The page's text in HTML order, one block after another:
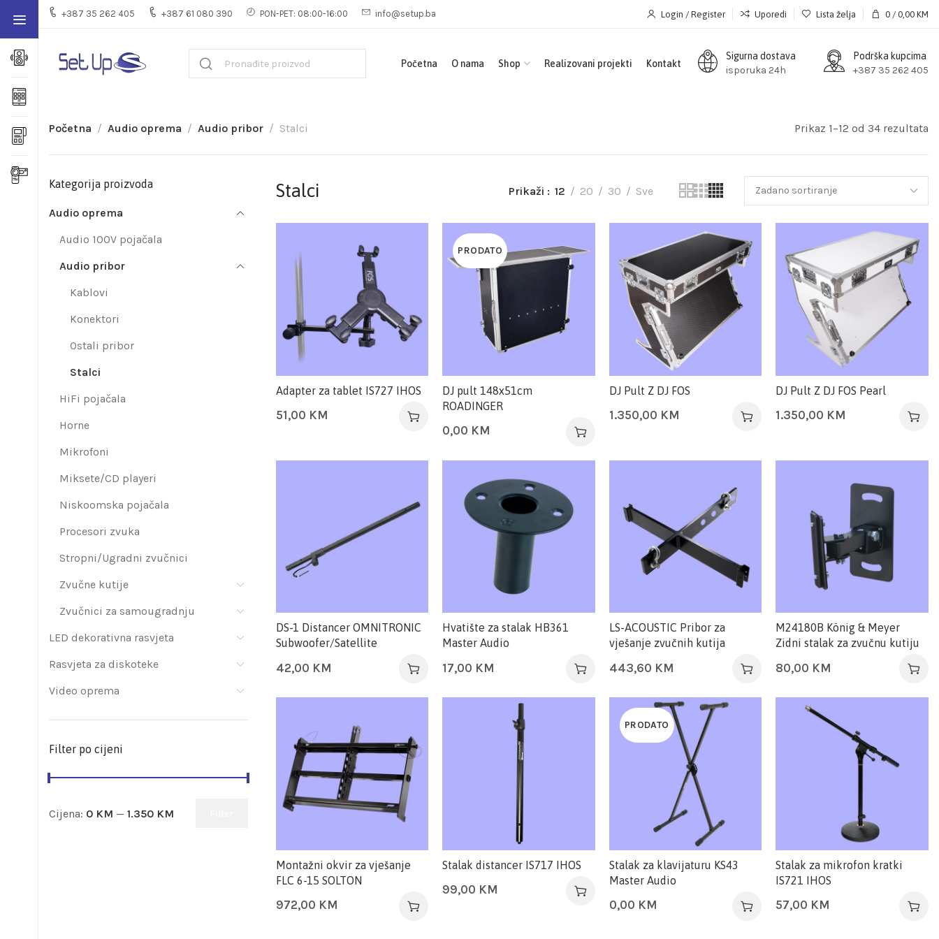
+387 35 262 405 +387 61 080 390 PON-PET: 08:00-16:00 info@setup.ba Login / Register Uporedi Lista želja 0 / 0,00 KM
Početna O nama Shop Realizovani projekti Kontakt
Sigurna dostava
isporuka 24h
Podrška kupcima
+387 35 262 405
Početna Audio oprema Audio pribor Stalci Prikaz 1–12 od 34 rezultata
Kategorija proizvoda
Audio oprema
Audio 100V pojačala
Audio pribor
Kablovi
Konektori
Ostali pribor
Stalci
HiFi pojačala
Horne
Mikrofoni
Miksete/CD playeri
Niskoomska pojačala
Procesori zvuka
Stropni/Ugradni zvučnici
Zvučne kutije
Zvučnici za samougradnju
LED dekorativna rasvjeta
Rasvjeta za diskoteke
Video oprema
Filter po cijeni
Cijena: 0 KM — 1.350 KM
Stalci Prikaži 12 20 30 Sve
Adapter za tablet IS727 IHOS
51,00 KM
PRODATO
DJ pult 148x51cm
ROADINGER
0,00 KM
DJ Pult Z DJ FOS
1.350,00 KM
DJ Pult Z DJ FOS Pearl
1.350,00 KM
DS-1 Distancer OMNITRONIC
Subwoofer/Satellite
42,00 KM
Hvatište za stalak HB361
Master Audio
17,00 KM
LS-ACOUSTIC Pribor za
vješanje zvučnih kutija
443,60 KM
M24180B König & Meyer
Zidni stalak za zvučnu kutiju
80,00 KM
Montažni okvir za vješanje
FLC 6-15 SOLTON
972,00 KM
Stalak distancer IS717 IHOS
99,00 KM
PRODATO
Stalak za klavijaturu KS43
Master Audio
0,00 KM
Stalak za mikrofon kratki
IS721 IHOS
57,00 KM